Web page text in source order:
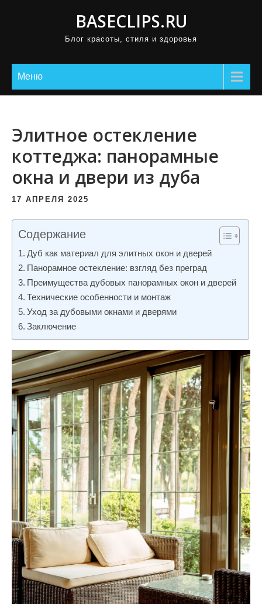
BASECLIPS.RU
Блог красоты, стиля и здоровья
Меню
Элитное остекление
коттеджа: панорамные
окна и двери из дуба
17 АПРЕЛЯ 2025
Содержание
Дуб как материал для элитных окон и дверей
Панорамное остекление: взгляд без преград
Преимущества дубовых панорамных окон и дверей
Технические особенности и монтаж
Уход за дубовыми окнами и дверями
Заключение